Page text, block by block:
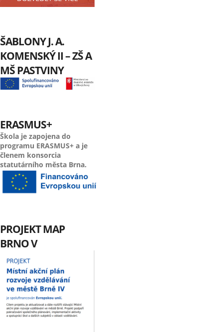
ŠABLONY J. A.
KOMENSKÝ II – ZŠ A
MŠ PASTVINY
ERASMUS+
Škola je zapojena do
programu ERASMUS+ a je
členem konsorcia
statutárního města Brna.
PROJEKT MAP
BRNO V